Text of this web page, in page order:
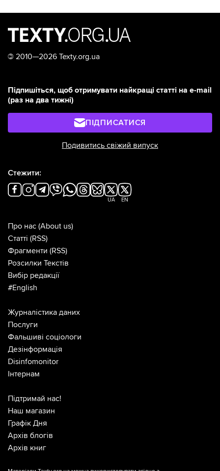
© 2010—2026 Texty.org.ua
Підпишіться, щоб отримувати найкращі статті на e-mail
(раз на два тижні)
ПІДПИСАТИСЯ
Подивитись свіжий випуск
Стежити:
UA EN
Про нас (About us)
Статті (RSS)
Фрагменти (RSS)
Розсилки Текстів
Вибір редакції
#English
Журналістика даних
Послуги
Фальшиві соціологи
Дезінформація
Disinfomonitor
Інтернам
Підтримай нас!
Наш магазин
Графік Дня
Архів блогів
Архів книг